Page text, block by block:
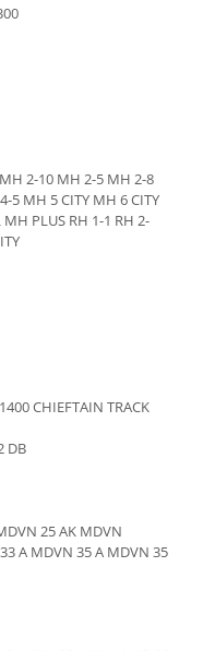
MH 2-10 MH 2-5 MH 2-8
5 MH 5 CITY MH 6 CITY
PLUS RH 1-1 RH 2-
CHIEFTAIN TRACK
DB
25 AK MDVN
A MDVN 35 A MDVN 35